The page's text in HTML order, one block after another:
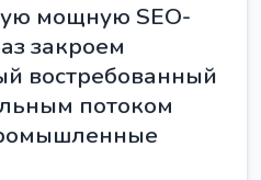
мощную SEO-
закроем
востребованный
потоком